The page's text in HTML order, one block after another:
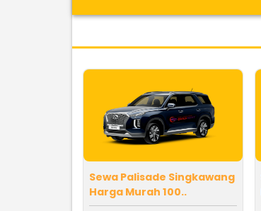
Sewa Palisade Singkawang
Harga Murah 100..